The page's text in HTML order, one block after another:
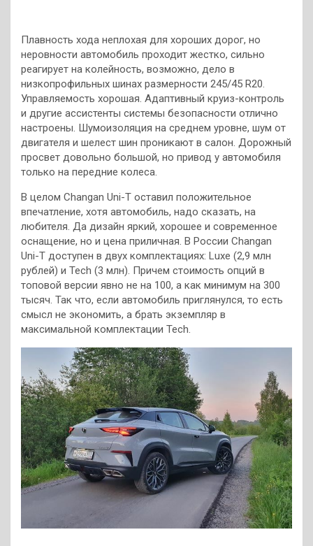
Плавность хода неплохая для хороших дорог, но
неровности автомобиль проходит жестко, сильно
реагирует на колейность, возможно, дело в
низкопрофильных шинах размерности 245/45 R20.
Управляемость хорошая. Адаптивный круиз-контроль
и другие ассистенты системы безопасности отлично
настроены. Шумоизоляция на среднем уровне, шум от
двигателя и шелест шин проникают в салон. Дорожный
просвет довольно большой, но привод у автомобиля
только на передние колеса.
В целом Changan Uni-T оставил положительное
впечатление, хотя автомобиль, надо сказать, на
любителя. Да дизайн яркий, хорошее и современное
оснащение, но и цена приличная. В России Changan
Uni-T доступен в двух комплектациях: Luxe (2,9 млн
рублей) и Tech (3 млн). Причем стоимость опций в
топовой версии явно не на 100, а как минимум на 300
тысяч. Так что, если автомобиль приглянулся, то есть
смысл не экономить, а брать экземпляр в
максимальной комплектации Tech.